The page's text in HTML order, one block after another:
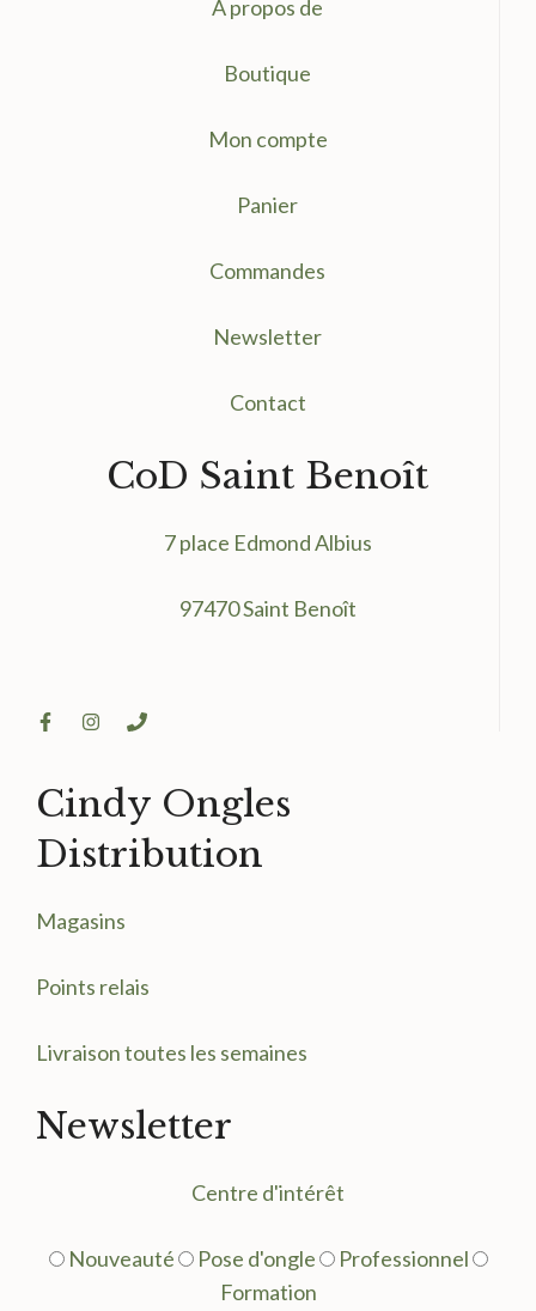
A propos de
Boutique
Mon compte
Panier
Commandes
Newsletter
Contact
CoD Saint Benoît
7 place Edmond Albius
97470 Saint Benoît
Cindy Ongles
Distribution
Magasins
Points relais
Livraison toutes les semaines
Newsletter
Centre d'intérêt
Nouveauté Pose d'ongle
Professionnel
Formation